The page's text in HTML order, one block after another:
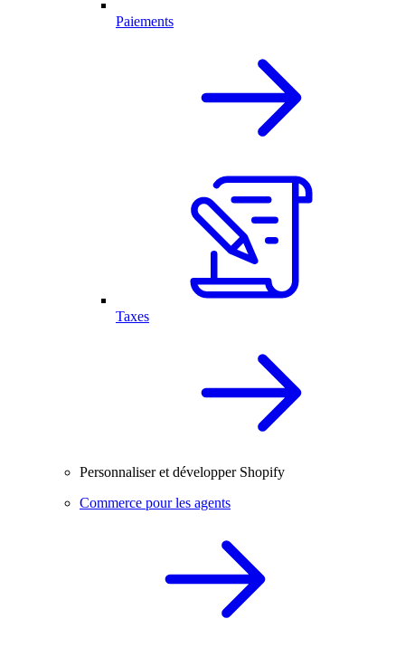
Paiements
Taxes
Personnaliser et développer Shopify
Commerce pour les agents